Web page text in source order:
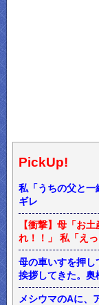
PickUp!
私「うちの父と
ギレ
【衝撃】母「お
れ！！」 私「えっ
母の車いすを押し
挨拶してきた。奥
メシウマのAに、